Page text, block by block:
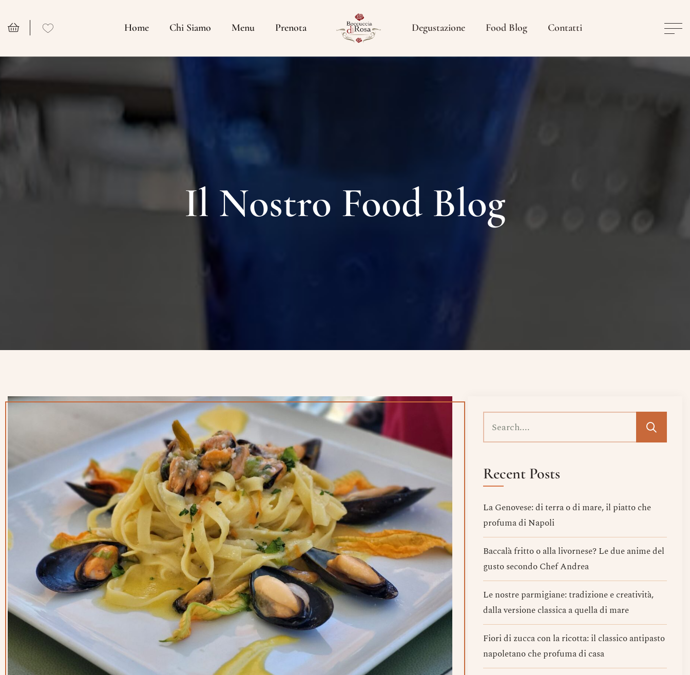
Home Chi Siamo Menu Prenota Degustazione Food Blog Contatti
Il Nostro Food Blog
Recent Posts
La Genovese: di terra o di mare, il piatto che
profuma di Napoli
Baccalà fritto o alla livornese? Le due anime del
gusto secondo Chef Andrea
Le nostre parmigiane: tradizione e creatività,
dalla versione classica a quella di mare
Fiori di zucca con la ricotta: il classico antipasto
napoletano che profuma di casa